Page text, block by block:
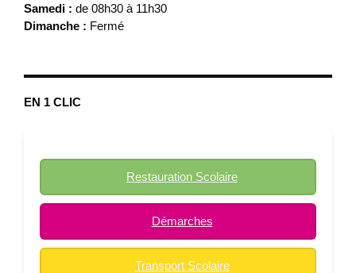
Samedi : de 08h30 à 11h30
Dimanche : Fermé
EN 1 CLIC
Restauration Scolaire
Démarches
Transport Scolaire